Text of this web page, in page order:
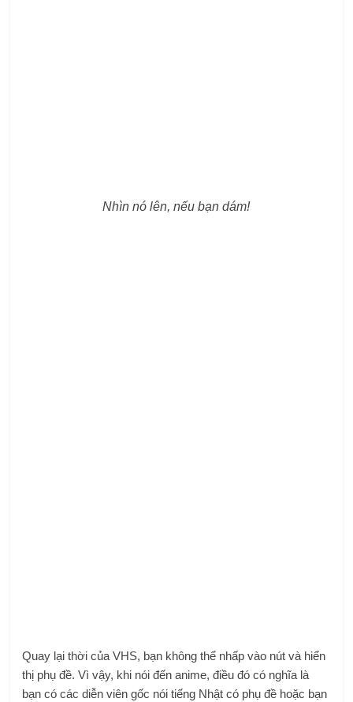
Nhìn nó lên, nếu bạn dám!
Quay lại thời của VHS, bạn không thể nhấp vào nút và hiển
thị phụ đề. Vì vậy, khi nói đến anime, điều đó có nghĩa là
bạn có các diễn viên gốc nói tiếng Nhật có phụ đề hoặc bạn